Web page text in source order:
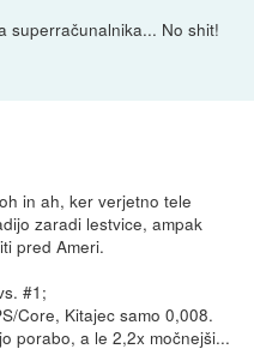
superračunalnika... No shit!
in ah, ker verjetno tele
zaradi lestvice, ampak
pred Ameri.
#1;
Core, Kitajec samo 0,008.
porabo, a le 2,2x močnejši...